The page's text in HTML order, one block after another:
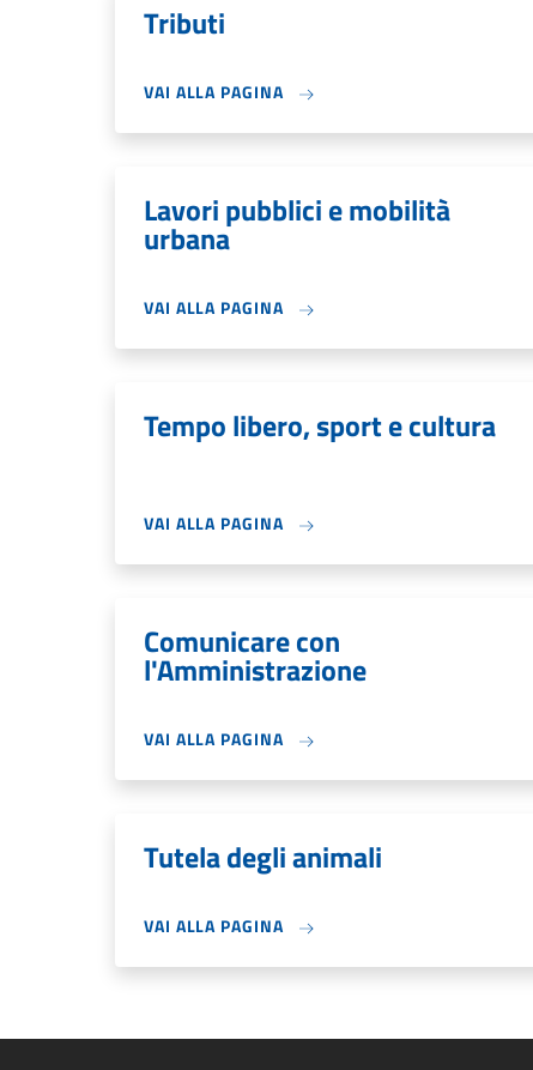
Tributi
VAI ALLA PAGINA
Lavori pubblici e mobilità
urbana
VAI ALLA PAGINA
Tempo libero, sport e cultura
VAI ALLA PAGINA
Comunicare con
l'Amministrazione
VAI ALLA PAGINA
Tutela degli animali
VAI ALLA PAGINA